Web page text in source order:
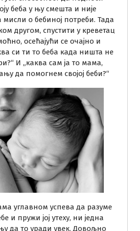
беба у њу смешта и није
о бебиној потреби. Тада
другом, спустити у креветац
осећајући се очајно и
си ти то беба када ништа не
И „каква сам ја то мама,
да помогнем својој беби?“
углавном успева да разуме
и пружи јој утеху, ни једна
да то уради увек. Довољно